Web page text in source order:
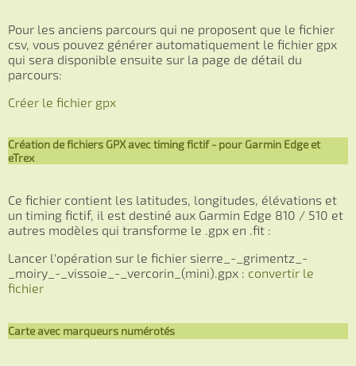
Pour les anciens parcours qui ne proposent que le fichier
csv, vous pouvez générer automatiquement le fichier gpx
qui sera disponible ensuite sur la page de détail du
parcours:
Créer le fichier gpx
Création de fichiers GPX avec timing fictif - pour Garmin Edge et
eTrex
Ce fichier contient les latitudes, longitudes, élévations et
un timing fictif, il est destiné aux Garmin Edge 810 / 510 et
autres modèles qui transforme le .gpx en .fit :
Lancer l'opération sur le fichier sierre_-_grimentz_-
_moiry_-_vissoie_-_vercorin_(mini).gpx : convertir le
fichier
Carte avec marqueurs numérotés